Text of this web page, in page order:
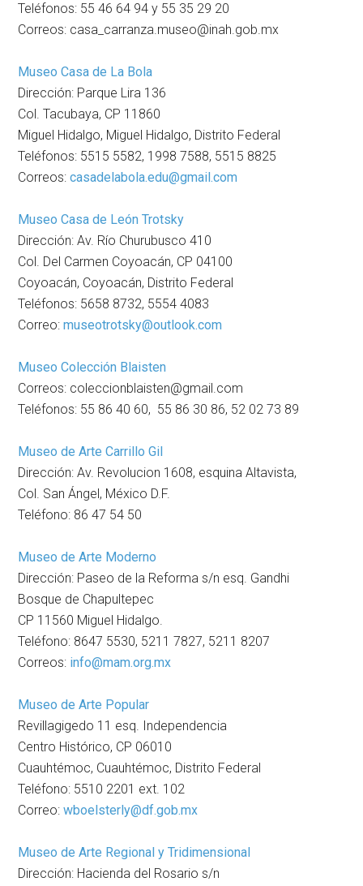
Teléfonos: 55 46 64 94 y 55 35 29 20
Correos: casa_carranza.museo@inah.gob.mx
Museo Casa de La Bola
Dirección: Parque Lira 136
Col. Tacubaya, CP 11860
Miguel Hidalgo, Miguel Hidalgo, Distrito Federal
Teléfonos: 5515 5582, 1998 7588, 5515 8825
Correos:casadelabola.edu@gmail.com
Museo Casa de León Trotsky
Dirección: Av. Río Churubusco 410
Col. Del Carmen Coyoacán, CP 04100
Coyoacán, Coyoacán, Distrito Federal
Teléfonos: 5658 8732, 5554 4083
Correo:museotrotsky@outlook.com
Museo Colección Blaisten
Correos: coleccionblaisten@gmail.com
Teléfonos: 55 86 40 60, 55 86 30 86, 52 02 73 89
Museo de Arte Carrillo Gil
Dirección: Av. Revolucion 1608, esquina Altavista,
Col. San Ángel, México D.F.
Teléfono: 86 47 54 50
Museo de Arte Moderno
Dirección: Paseo de la Reforma s/n esq. Gandhi
Bosque de Chapultepec
CP 11560 Miguel Hidalgo.
Teléfono: 8647 5530, 5211 7827, 5211 8207
Correos: info@mam.org.mx
Museo de Arte Popular
Revillagigedo 11 esq. Independencia
Centro Histórico, CP 06010
Cuauhtémoc, Cuauhtémoc, Distrito Federal
Teléfono: 5510 2201 ext. 102
Correo:wboelsterly@df.gob.mx
Museo de Arte Regional y Tridimensional
Dirección: Hacienda del Rosario s/n